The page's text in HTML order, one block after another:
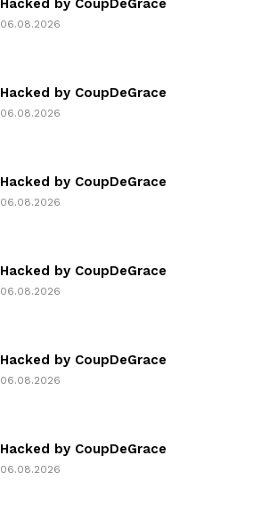
Hacked by CoupDeGrace
06.08.2026
Hacked by CoupDeGrace
06.08.2026
Hacked by CoupDeGrace
06.08.2026
Hacked by CoupDeGrace
06.08.2026
Hacked by CoupDeGrace
06.08.2026
Hacked by CoupDeGrace
06.08.2026